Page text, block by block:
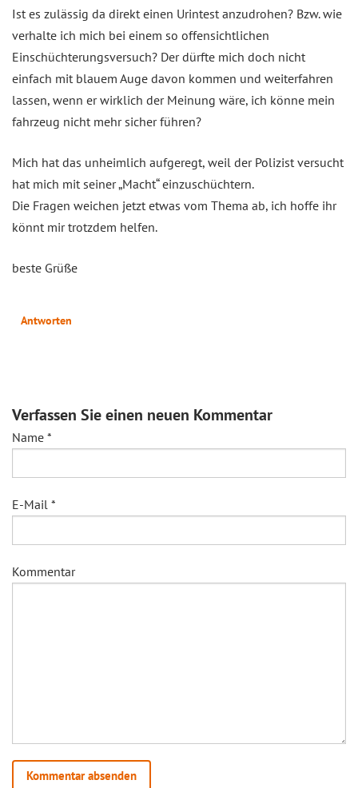
Ist es zulässig da direkt einen Urintest anzudrohen? Bzw. wie
verhalte ich mich bei einem so offensichtlichen
Einschüchterungsversuch? Der dürfte mich doch nicht
einfach mit blauem Auge davon kommen und weiterfahren
lassen, wenn er wirklich der Meinung wäre, ich könne mein
fahrzeug nicht mehr sicher führen?
Mich hat das unheimlich aufgeregt, weil der Polizist versucht
hat mich mit seiner „Macht“ einzuschüchtern.
Die Fragen weichen jetzt etwas vom Thema ab, ich hoffe ihr
könnt mir trotzdem helfen.
beste Grüße
Antworten
Verfassen Sie einen neuen Kommentar
Name *
E-Mail *
Kommentar